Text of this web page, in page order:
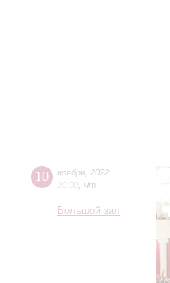
10 ноября 2022
20:00 Чт
Большой зал